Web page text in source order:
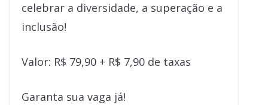
celebrar a diversidade, a superação e a
inclusão!
Valor: R$ 79,90 + R$ 7,90 de taxas
Garanta sua vaga já!